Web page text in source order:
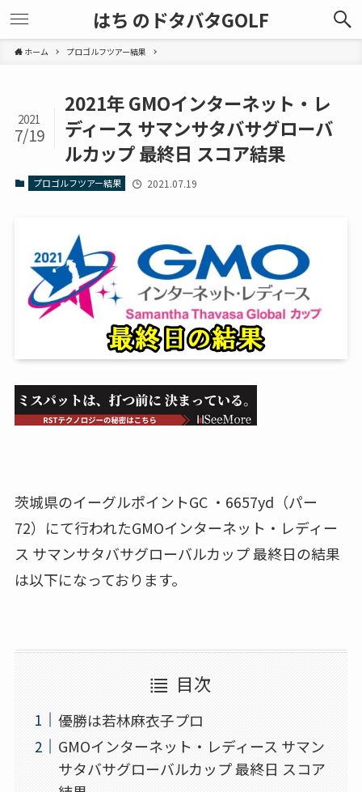
はち のドタバタGOLF
ホーム プロゴルフツアー結果
2021年 GMOインターネット・レ
ディース サマンサタバサグローバ
ルカップ 最終日 スコア結果
2021
7/19
プロゴルフツアー結果 2021.07.19
茨城県のイーグルポイントGC ・6657yd（パー
72）にて行われたGMOインターネット・レディー
ス サマンサタバサグローバルカップ 最終日の結果
は以下になっております。
目次
優勝は若林麻衣子プロ
GMOインターネット・レディース サマン
サタバサグローバルカップ 最終日 スコア